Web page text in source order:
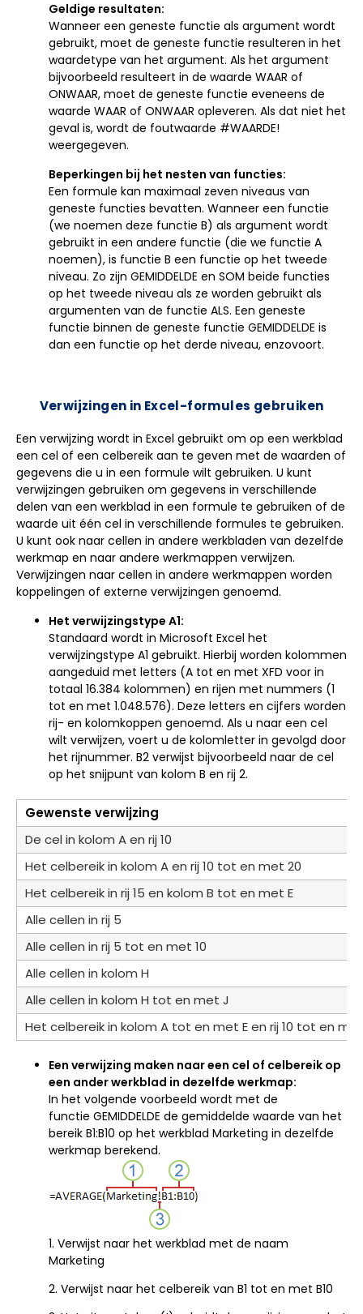
Geldige resultaten:
Wanneer een geneste functie als argument wordt
gebruikt, moet de geneste functie resulteren in het
waardetype van het argument. Als het argument
bijvoorbeeld resulteert in de waarde WAAR of
ONWAAR, moet de geneste functie eveneens de
waarde WAAR of ONWAAR opleveren. Als dat niet het
geval is, wordt de foutwaarde #WAARDE!
weergegeven.
Beperkingen bij het nesten van functies:
Een formule kan maximaal zeven niveaus van
geneste functies bevatten. Wanneer een functie
(we noemen deze functie B) als argument wordt
gebruikt in een andere functie (die we functie A
noemen), is functie B een functie op het tweede
niveau. Zo zijn GEMIDDELDE en SOM beide functies
op het tweede niveau als ze worden gebruikt als
argumenten van de functie ALS. Een geneste
functie binnen de geneste functie GEMIDDELDE is
dan een functie op het derde niveau, enzovoort.
Verwijzingen in Excel-formules gebruiken
Een verwijzing wordt in Excel gebruikt om op een werkblad
een cel of een celbereik aan te geven met de waarden of
gegevens die u in een formule wilt gebruiken. U kunt
verwijzingen gebruiken om gegevens in verschillende
delen van een werkblad in een formule te gebruiken of de
waarde uit één cel in verschillende formules te gebruiken.
U kunt ook naar cellen in andere werkbladen van dezelfde
werkmap en naar andere werkmappen verwijzen.
Verwijzingen naar cellen in andere werkmappen worden
koppelingen of externe verwijzingen genoemd.
Het verwijzingstype A1:
Standaard wordt in Microsoft Excel het
verwijzingstype A1 gebruikt. Hierbij worden kolommen
aangeduid met letters (A tot en met XFD voor in
totaal 16.384 kolommen) en rijen met nummers (1
tot en met 1.048.576). Deze letters en cijfers worden
rij- en kolomkoppen genoemd. Als u naar een cel
wilt verwijzen, voert u de kolomletter in gevolgd door
het rijnummer. B2 verwijst bijvoorbeeld naar de cel
op het snijpunt van kolom B en rij 2.
Gewenste verwijzing
De cel in kolom A en rij 10
Het celbereik in kolom A en rij 10 tot en met 20
Het celbereik in rij 15 en kolom B tot en met E
Alle cellen in rij 5
Alle cellen in rij 5 tot en met 10
Alle cellen in kolom H
Alle cellen in kolom H tot en met J
Het celbereik in kolom A tot en met E en rij 10 tot en
Een verwijzing maken naar een cel of celbereik op
een ander werkblad in dezelfde werkmap:
In het volgende voorbeeld wordt met de
functie GEMIDDELDE de gemiddelde waarde van het
bereik B1:B10 op het werkblad Marketing in dezelfde
werkmap berekend.
1. Verwijst naar het werkblad met de naam
Marketing
2. Verwijst naar het celbereik van B1 tot en met B10